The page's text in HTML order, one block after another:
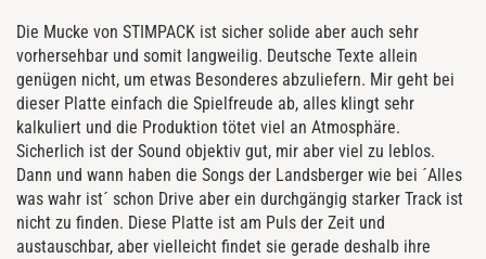
Die Mucke von STIMPACK ist sicher solide aber auch sehr
vorhersehbar und somit langweilig. Deutsche Texte allein
genügen nicht, um etwas Besonderes abzuliefern. Mir geht bei
dieser Platte einfach die Spielfreude ab, alles klingt sehr
kalkuliert und die Produktion tötet viel an Atmosphäre.
Sicherlich ist der Sound objektiv gut, mir aber viel zu leblos.
Dann und wann haben die Songs der Landsberger wie bei ´Alles
was wahr ist´ schon Drive aber ein durchgängig starker Track ist
nicht zu finden. Diese Platte ist am Puls der Zeit und
austauschbar, aber vielleicht findet sie gerade deshalb ihre